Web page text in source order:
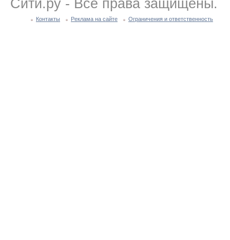
Сити.ру - Все права защищены.
Контакты Реклама на сайте Ограничения и ответственность